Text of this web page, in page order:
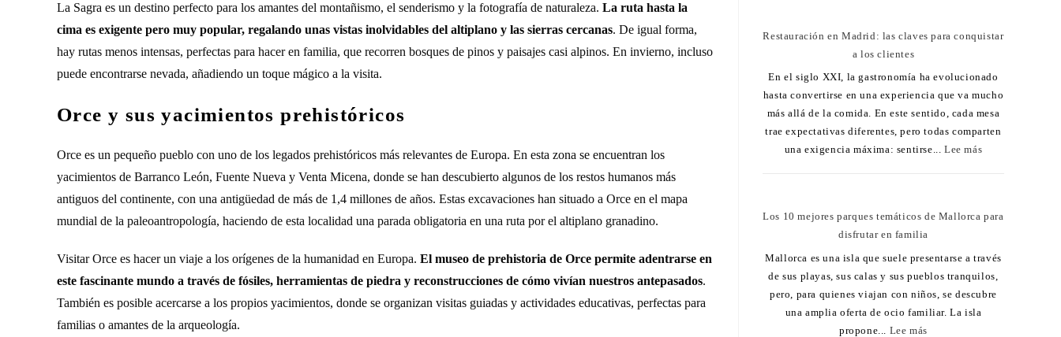
La Sagra es un destino perfecto para los amantes del montañismo, el senderismo y la fotografía de naturaleza. La ruta hasta la
cima es exigente pero muy popular, regalando unas vistas inolvidables del altiplano y las sierras cercanas. De igual forma,
hay rutas menos intensas, perfectas para hacer en familia, que recorren bosques de pinos y paisajes casi alpinos. En invierno, incluso
puede encontrarse nevada, añadiendo un toque mágico a la visita.
Orce y sus yacimientos prehistóricos
Orce es un pequeño pueblo con uno de los legados prehistóricos más relevantes de Europa. En esta zona se encuentran los
yacimientos de Barranco León, Fuente Nueva y Venta Micena, donde se han descubierto algunos de los restos humanos más
antiguos del continente, con una antigüedad de más de 1,4 millones de años. Estas excavaciones han situado a Orce en el mapa
mundial de la paleoantropología, haciendo de esta localidad una parada obligatoria en una ruta por el altiplano granadino.
Visitar Orce es hacer un viaje a los orígenes de la humanidad en Europa. El museo de prehistoria de Orce permite adentrarse en
este fascinante mundo a través de fósiles, herramientas de piedra y reconstrucciones de cómo vivían nuestros antepasados.
También es posible acercarse a los propios yacimientos, donde se organizan visitas guiadas y actividades educativas, perfectas para
familias o amantes de la arqueología.
Restauración en Madrid: las claves para conquistar
a los clientes
En el siglo XXI, la gastronomía ha evolucionado
hasta convertirse en una experiencia que va mucho
más allá de la comida. En este sentido, cada mesa
trae expectativas diferentes, pero todas comparten
una exigencia máxima: sentirse...Lee más
Los 10 mejores parques temáticos de Mallorca para
disfrutar en familia
Mallorca es una isla que suele presentarse a través
de sus playas, sus calas y sus pueblos tranquilos,
pero, para quienes viajan con niños, se descubre
una amplia oferta de ocio familiar. La isla
propone... Lee más